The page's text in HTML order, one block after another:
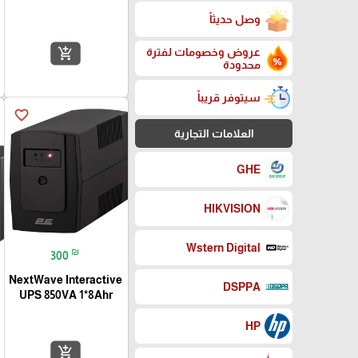
وصل حديثاً
عروض وخصومات لفترة
محدودة
سيتوفر قريباً
العلامات التجارية
GHE
HIKVISION
Wstern Digital
DSPPA
HP
add_shopping_cart
favorite_border
300 ₪
NextWave Interactive
UPS 850VA 1*8Ahr
add_shopping_cart